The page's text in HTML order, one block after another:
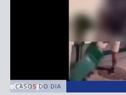
CASOS DO DIA